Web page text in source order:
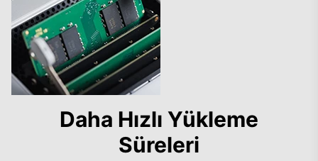
Daha Hızlı Yükleme
Süreleri